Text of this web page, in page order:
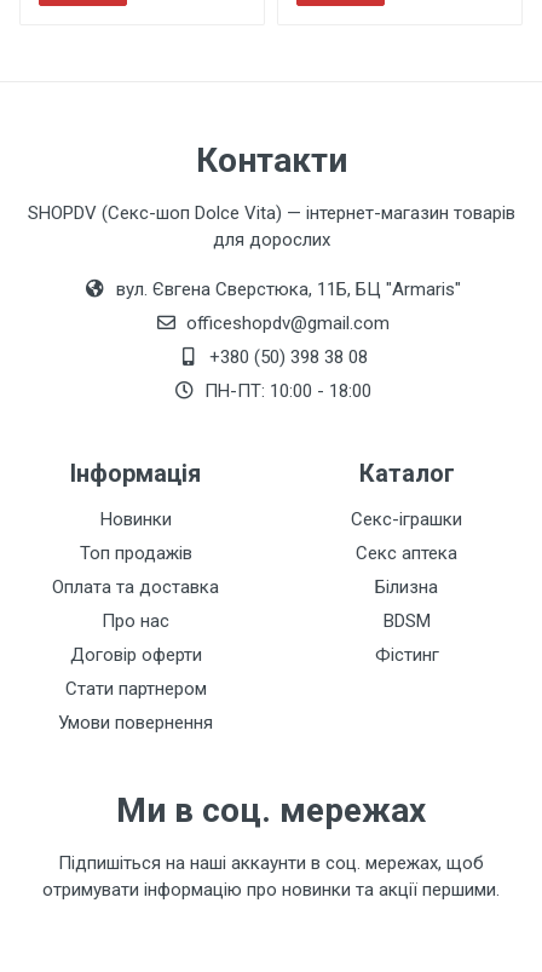
Контакти
SHOPDV (Секс-шоп Dolce Vita) — інтернет-магазин товарів
для дорослих
вул. Євгена Сверстюка, 11Б, БЦ "Armaris"
officeshopdv@gmail.com
+380 (50) 398 38 08
ПН-ПТ: 10:00 - 18:00
Інформація
Новинки
Топ продажів
Оплата та доставка
Про нас
Договір оферти
Стати партнером
Умови повернення
Каталог
Секс-іграшки
Секс аптека
Білизна
BDSM
Фістинг
Ми в соц. мережах
Підпишіться на наші аккаунти в соц. мережах, щоб
отримувати інформацію про новинки та акції першими.